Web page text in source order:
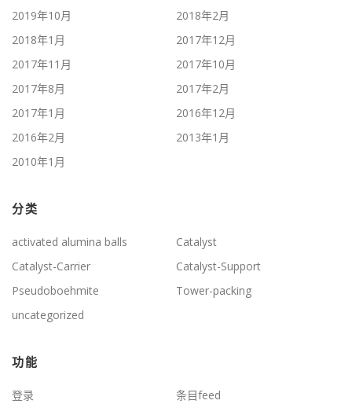
2019年10月
2018年2月
2018年1月
2017年12月
2017年11月
2017年10月
2017年8月
2017年2月
2017年1月
2016年12月
2016年2月
2013年1月
2010年1月
分类
activated alumina balls
Catalyst
Catalyst-Carrier
Catalyst-Support
Pseudoboehmite
Tower-packing
uncategorized
功能
登录 条目feed